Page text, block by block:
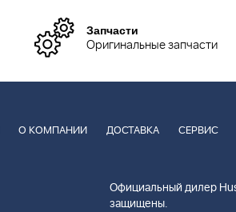
Запчасти
Оригинальные запчасти
О КОМПАНИИ ДОСТАВКА СЕРВИС
Официальный дилер
защищены.